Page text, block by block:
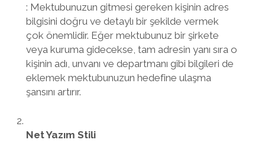
: Mektubunuzun gitmesi gereken kişinin adres
bilgisini doğru ve detaylı bir şekilde vermek
çok önemlidir. Eğer mektubunuz bir şirkete
veya kuruma gidecekse, tam adresin yanı sıra o
kişinin adı, unvanı ve departmanı gibi bilgileri de
eklemek mektubunuzun hedefine ulaşma
şansını artırır.
Net Yazım Stili